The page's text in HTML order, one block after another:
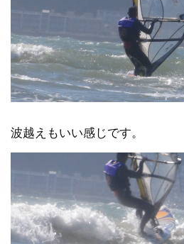
波越えもいい感じです。